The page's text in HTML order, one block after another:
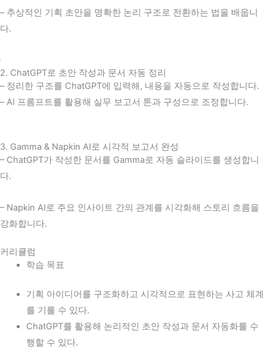
– 추상적인 기획 초안을 명확한 논리 구조로 전환하는 법을 배웁니
다.
2. ChatGPT로 초안 작성과 문서 자동 정리
– 정리한 구조를 ChatGPT에 입력해, 내용을 자동으로 작성합니다.
– AI 프롬프트를 활용해 실무 보고서 톤과 구성으로 조정합니다.
3. Gamma & Napkin AI로 시각적 보고서 완성
– ChatGPT가 작성한 문서를 Gamma로 자동 슬라이드를 생성합니
다.
– Napkin AI로 주요 인사이트 간의 관계를 시각화해 스토리 흐름을
강화합니다.
커리큘럼
학습 목표
기획 아이디어를 구조화하고 시각적으로 표현하는 사고 체계
를 기를 수 있다.
ChatGPT를 활용해 논리적인 초안 작성과 문서 자동화를 수
행할 수 있다.